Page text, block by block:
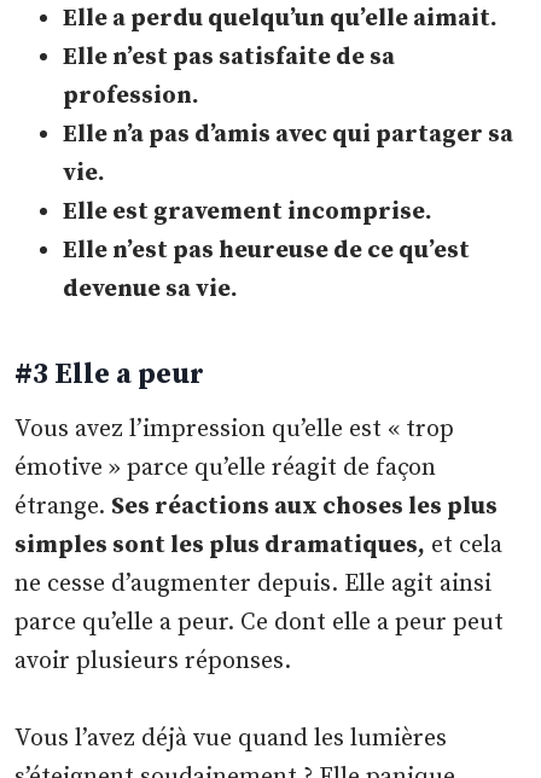
Elle a perdu quelqu’un qu’elle aimait.
Elle n’est pas satisfaite de sa
profession.
Elle n’a pas d’amis avec qui partager sa
vie.
Elle est gravement incomprise.
Elle n’est pas heureuse de ce qu’est
devenue sa vie.
#3 Elle a peur
Vous avez l’impression qu’elle est « trop
émotive » parce qu’elle réagit de façon
étrange. Ses réactions aux choses les plus
simples sont les plus dramatiques, et cela
ne cesse d’augmenter depuis. Elle agit ainsi
parce qu’elle a peur. Ce dont elle a peur peut
avoir plusieurs réponses.
Vous l’avez déjà vue quand les lumières